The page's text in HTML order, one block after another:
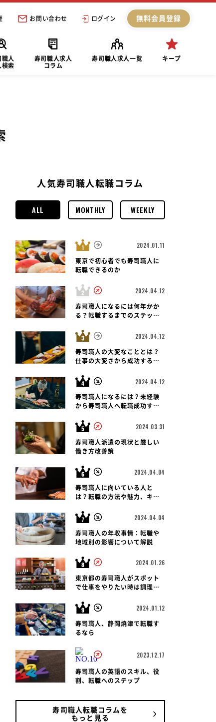
お問い合わせ ログイン 無料会員登録
職人
検索
寿司職人求人
コラム
寿司職人求人一覧 キープ
人気寿司職人転職コラム
ALL MONTHLY WEEKLY
2024.01.11
東京で初心者でも寿司職人に
転職できるのか
2024.04.12
寿司職人になるには何年かか
る？転職するまでのステップ
2024.04.12
寿司職人の大変なこととは？
仕事の大変さから成功する転
2024.04.12
寿司職人になるには？未経験
から寿司職人へ転職成功する
2024.03.31
寿司職人派遣の現状と厳しい
働き方改善策
2024.04.04
寿司職人に向いている人と
は？転職の方法や魅力、キャ
説！
2024.04.04
寿司職人の年収事情：転職や
地域別の影響について解説
2024.01.26
東京都の寿司職人がスポット
で仕事をやりたい時は調理師
2024.01.12
寿司職人、静岡焼津で転職す
るなら
2023.12.17
寿司職人の英語のスキル、役
割、転職へのステップ
寿司職人転職コラムを
もっと見る